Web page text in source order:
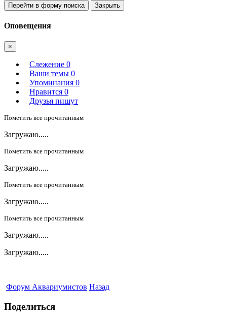
Перейти в форму поиска Закрыть
Оповещения
×
Слежение 0
Ваши темы 0
Упоминания 0
Нравится 0
Друзья пишут
Пометить все прочитанным
Загружаю.....
Пометить все прочитанным
Загружаю.....
Пометить все прочитанным
Загружаю.....
Пометить все прочитанным
Загружаю.....
Загружаю.....
Форум Аквариумистов Назад
Поделиться